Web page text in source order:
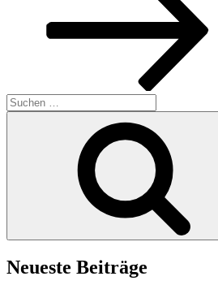
Suchen
nach:
Neueste Beiträge